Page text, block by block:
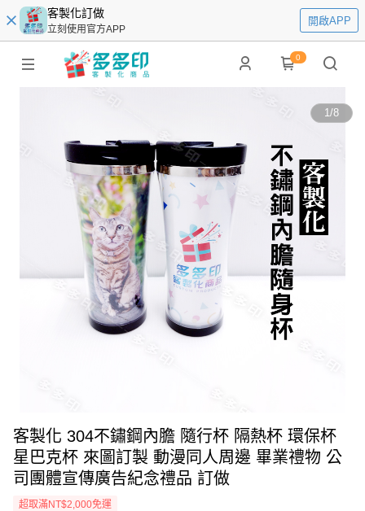
客製化訂做
立刻使用官方APP
開啟APP
0
1/8
客製化 304不鏽鋼內膽 隨行杯 隔熱杯 環保杯
星巴克杯 來圖訂製 動漫同人周邊 畢業禮物 公
司團體宣傳廣告紀念禮品 訂做
超取滿NT$2,000免運